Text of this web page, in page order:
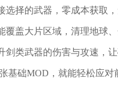
选择的武器，零成本获取
覆盖大片区域，清理地球
剑类武器的伤害与攻速，
基础MOD，就能轻松应对